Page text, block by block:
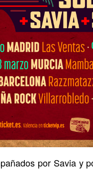
por Savia y